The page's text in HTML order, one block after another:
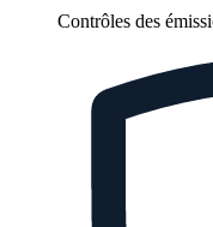
Contrôles des